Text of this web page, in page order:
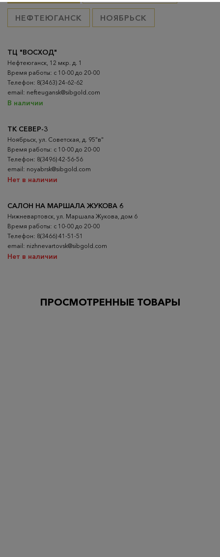
НЕФТЕЮГАНСК НОЯБРЬСК
ТК СЕВЕР-3
Ноябрьск, ул. Советская, д. 95"в"
Время работы: с 10-00 до 20-00
Телефон: 8(3496) 42-56-56
email: noyabrsk@sibgold.com
Нет в наличии
ТЦ "ВОСХОД"
Нефтеюганск, 12 мкр. д. 1
Время работы: с 10-00 до 20-00
Телефон: 8(3463) 24-62-62
email: nefteugansk@sibgold.com
В наличии
САЛОН НА МАРШАЛА ЖУКОВА 6
Нижневартовск, ул. Маршала Жукова, дом 6
Время работы: с 10-00 до 20-00
Телефон: 8(3466) 41-51-51
email: nizhnevartovsk@sibgold.com
Нет в наличии
ПРОСМОТРЕННЫЕ ТОВАРЫ